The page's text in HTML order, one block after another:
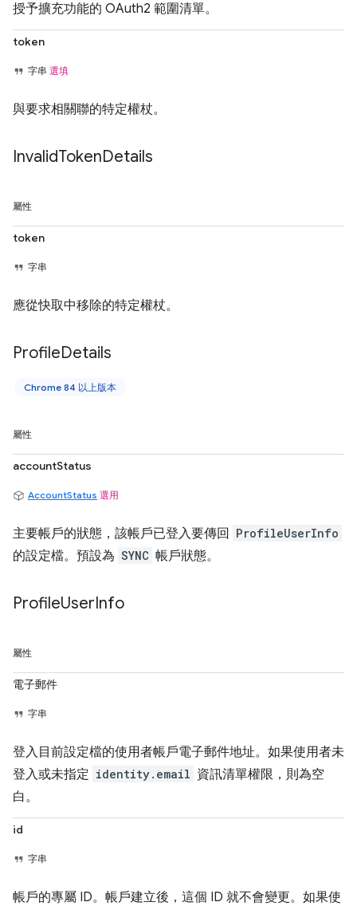
授予擴充功能的 OAuth2 範圍清單。
token
字串 選填
與要求相關聯的特定權杖。
InvalidTokenDetails
屬性
token
字串
應從快取中移除的特定權杖。
ProfileDetails
Chrome 84 以上版本
屬性
accountStatus
AccountStatus 選用
主要帳戶的狀態，該帳戶已登入要傳回 ProfileUserInfo
的設定檔。預設為 SYNC 帳戶狀態。
ProfileUserInfo
屬性
電子郵件
字串
登入目前設定檔的使用者帳戶電子郵件地址。如果使用者未
登入或未指定 identity.email 資訊清單權限，則為空
白。
id
字串
帳戶的專屬 ID。帳戶建立後，這個 ID 就不會變更。如果使